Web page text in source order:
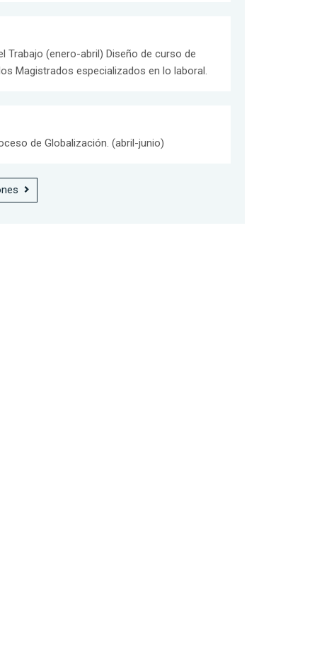
Trabajo (enero-abril) Diseño de curso de
Magistrados especializados en lo laboral.
de Globalización. (abril-junio)